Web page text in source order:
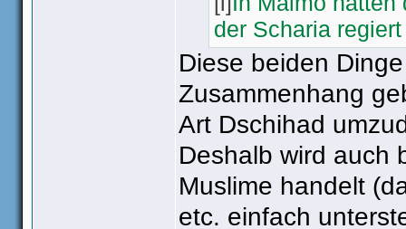
der Scharia
Diese beiden
Zusammenhang
Art Dschihad
Deshalb wird auch
Muslime handelt
etc. einfach